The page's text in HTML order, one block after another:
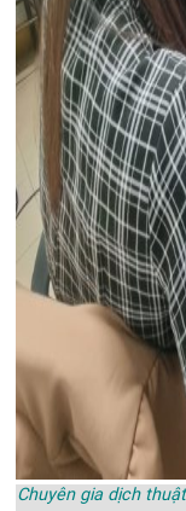
Chuyên gia dịch